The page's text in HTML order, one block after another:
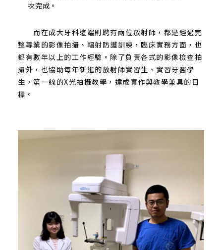
次完成。
而在成大牙科這端則聘有兩位放射師，都是經過完
整專業的影像拍攝、輻射防護訓練，臨床實務方面，也
都有數年以上的工作經驗。除了負責各式的影像檢查拍
攝外，也協助每年新進的放射師實習生、實習牙醫學
生，第一線的X光拍攝教學，達成實作與教學兼具的目
標。